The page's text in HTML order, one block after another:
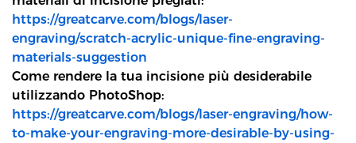
https://greatcarve.com/blogs/laser-
engraving/scratch-acrylic-unique-fine-engraving-
materials-suggestion
Come rendere la tua incisione più desiderabile
utilizzando PhotoShop:
https://greatcarve.com/blogs/laser-engraving/how-
to-make-your-engraving-more-desirable-by-using-